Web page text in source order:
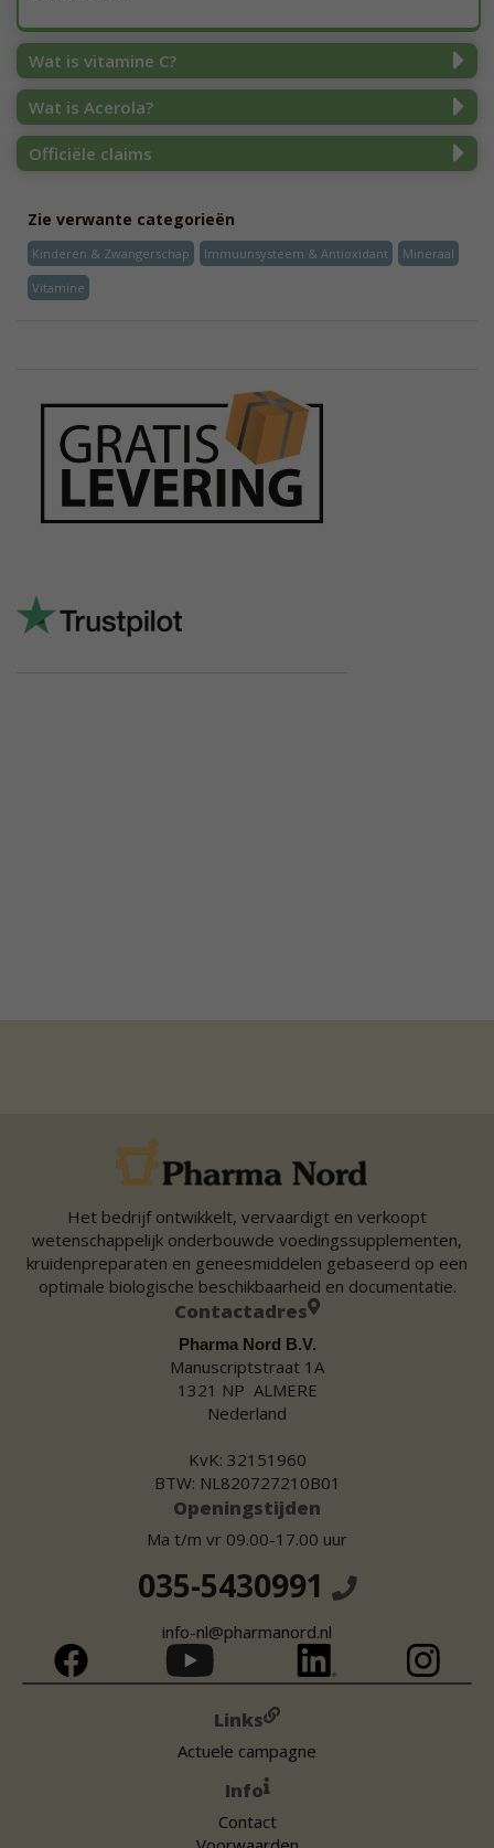
Wat is vitamine C?
Wat is Acerola?
Officiële claims
Zie verwante categorieën
Kinderen & Zwangerschap Immuunsysteem & Antioxidant Mineraal
Vitamine
Het bedrijf ontwikkelt, vervaardigt en verkoopt
wetenschappelijk onderbouwde voedingssupplementen,
kruidenpreparaten en geneesmiddelen gebaseerd op een
optimale biologische beschikbaarheid en documentatie.
Contactadres
Pharma Nord B.V.
Manuscriptstraat 1A
1321 NP ALMERE
Nederland
KvK: 32151960
BTW: NL820727210B01
Openingstijden
Ma t/m vr 09.00-17.00 uur
035-5430991
info-nl@pharmanord.nl
Links
Actuele campagne
Info
Contact